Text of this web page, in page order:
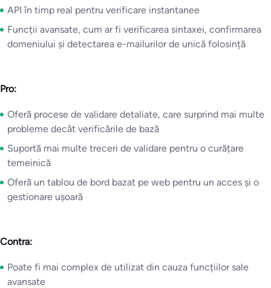
API în timp real pentru verificare instantanee
Funcții avansate, cum ar fi verificarea sintaxei, confirmarea
domeniului și detectarea e-mailurilor de unică folosință
Pro:
Oferă procese de validare detaliate, care surprind mai multe
probleme decât verificările de bază
Suportă mai multe treceri de validare pentru o curățare
temeinică
Oferă un tablou de bord bazat pe web pentru un acces și o
gestionare ușoară
Contra:
Poate fi mai complex de utilizat din cauza funcțiilor sale
avansate